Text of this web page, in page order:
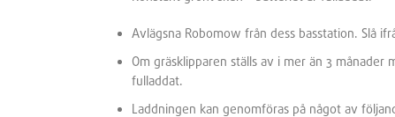
Avlägsna Robomow från dess basstation. Slå
Om gräsklipparen ställs av i mer än 3
fulladdat.
Laddningen kan genomföras på något av